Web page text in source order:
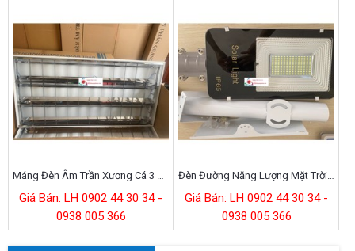
Giá Bán: LH 0902 44 30 34 -
0938 005 366
Giá Bán: LH 0902 44 30 34 -
0938 005 366